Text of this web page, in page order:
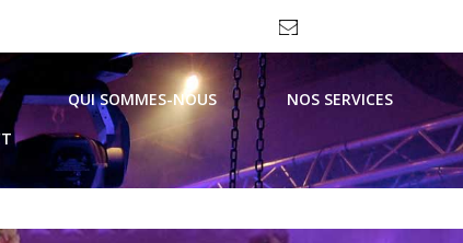
contact@avsevents.fr
QUI SOMMES-NOUS NOS SERVICES